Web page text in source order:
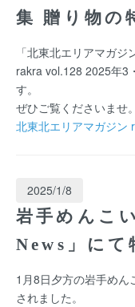
集 贈り物の
「北東北エリアマガジ
rakra vol.128 2025年3
す。
ぜひご覧くださいませ。
北東北エリアマガジ
2025/1/8
岩手めんこ
News」にて
1月8日夕方の岩手め
されました。